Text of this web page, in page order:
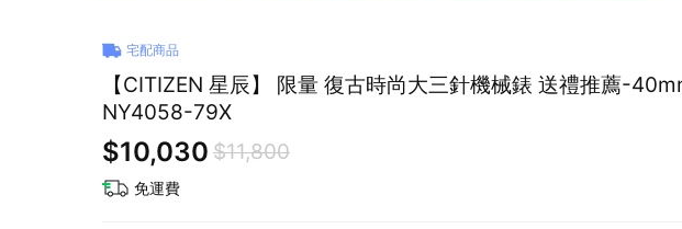
宅配商品
【CITIZEN 星辰】 限量 復古時尚大三針機械錶 送禮推薦-
NY4058-79X
$10,030 $11,800
免運費